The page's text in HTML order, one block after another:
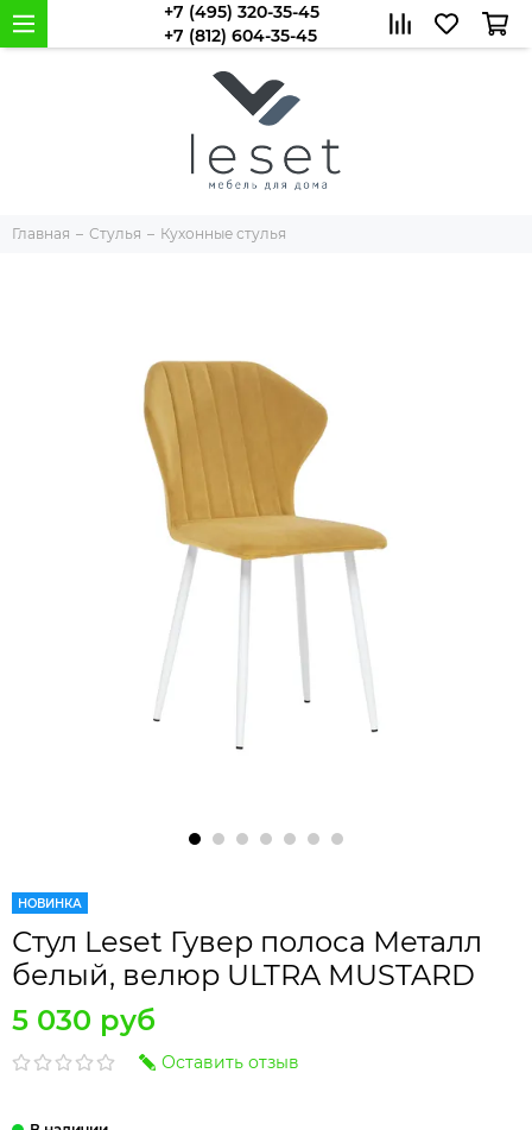
+7 (495) 320-35-45
+7 (812) 604-35-45
Главная Стулья Кухонные стулья
НОВИНКА
Стул Leset Гувер полоса Металл
белый, велюр ULTRA MUSTARD
5 030 руб
Оставить отзыв